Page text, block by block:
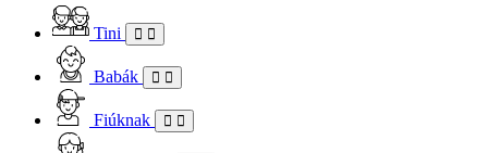
Tini
Babák
Fiúknak